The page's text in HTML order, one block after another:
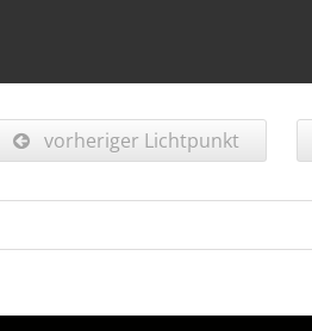
vorheriger Lichtpunkt